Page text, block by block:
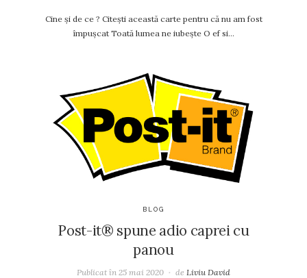
Cine și de ce ? Citeşti această carte pentru că nu am fost
împuşcat Toată lumea ne iubeşte O ef si…
BLOG
Post-it® spune adio caprei cu
panou
Publicat în 25 mai 2020 de Liviu David